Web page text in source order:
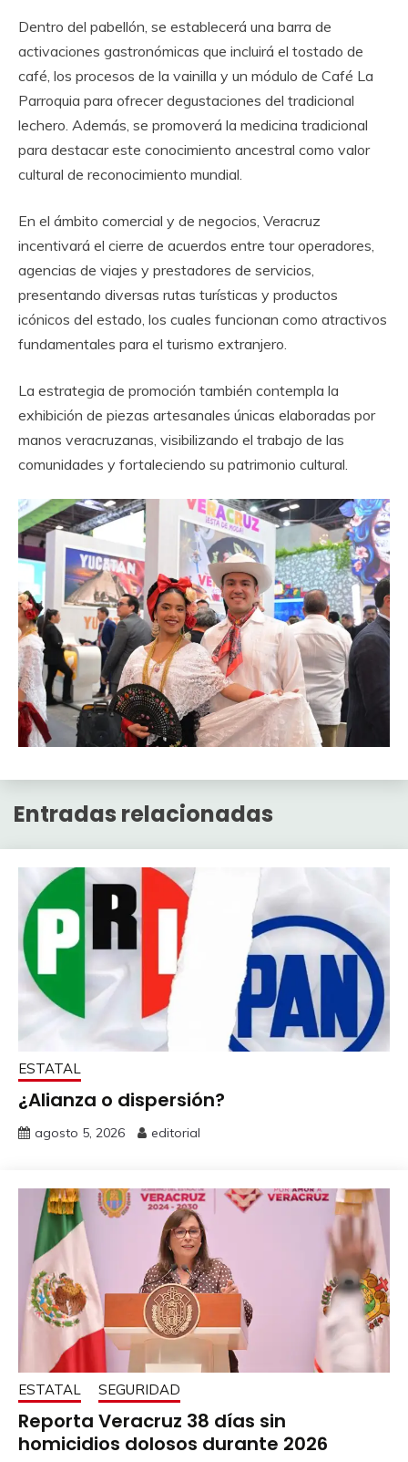
Dentro del pabellón, se establecerá una barra de
activaciones gastronómicas que incluirá el tostado de
café, los procesos de la vainilla y un módulo de Café La
Parroquia para ofrecer degustaciones del tradicional
lechero. Además, se promoverá la medicina tradicional
para destacar este conocimiento ancestral como valor
cultural de reconocimiento mundial.
En el ámbito comercial y de negocios, Veracruz
incentivará el cierre de acuerdos entre tour operadores,
agencias de viajes y prestadores de servicios,
presentando diversas rutas turísticas y productos
icónicos del estado, los cuales funcionan como atractivos
fundamentales para el turismo extranjero.
La estrategia de promoción también contempla la
exhibición de piezas artesanales únicas elaboradas por
manos veracruzanas, visibilizando el trabajo de las
comunidades y fortaleciendo su patrimonio cultural.
Entradas relacionadas
ESTATAL
¿Alianza o dispersión?
agosto 5, 2026 editorial
ESTATAL SEGURIDAD
Reporta Veracruz 38 días sin
homicidios dolosos durante 2026